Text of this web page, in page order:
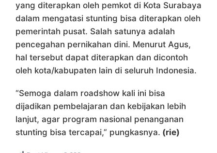
yang diterapkan oleh pemkot di Kota Surabaya
dalam mengatasi stunting bisa diterapkan oleh
pemerintah pusat. Salah satunya adalah
pencegahan pernikahan dini. Menurut Agus,
hal tersebut dapat diterapkan dan dicontoh
oleh kota/kabupaten lain di seluruh Indonesia.
“Semoga dalam roadshow kali ini bisa
dijadikan pembelajaran dan kebijakan lebih
lanjut, agar program nasional penanganan
stunting bisa tercapai,” pungkasnya. (rie)